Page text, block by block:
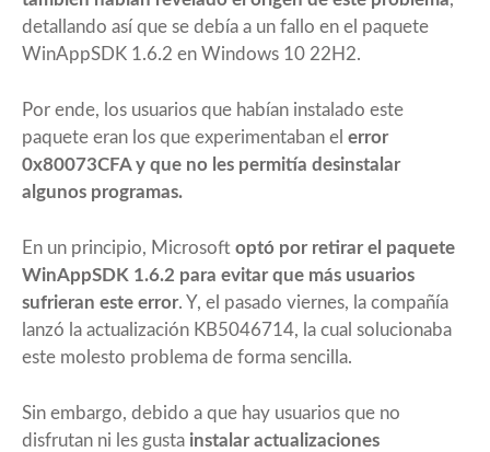
detallando así que se debía a un fallo en el paquete
WinAppSDK 1.6.2 en Windows 10 22H2.
Por ende, los usuarios que habían instalado este
paquete eran los que experimentaban el error
0x80073CFA y que no les permitía desinstalar
algunos programas.
En un principio, Microsoft optó por retirar el paquete
WinAppSDK 1.6.2 para evitar que más usuarios
sufrieran este error. Y, el pasado viernes, la compañía
lanzó la actualización KB5046714, la cual solucionaba
este molesto problema de forma sencilla.
Sin embargo, debido a que hay usuarios que no
disfrutan ni les gusta instalar actualizaciones